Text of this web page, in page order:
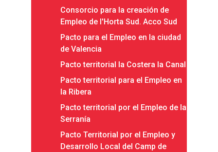
Consorcio para la creación de
Empleo de l'Horta Sud. Acco Sud
Pacto para el Empleo en la ciudad
de Valencia
Pacto territorial la Costera la Canal
Pacto territorial para el Empleo en
la Ribera
Pacto territorial por el Empleo de la
Serranía
Pacto Territorial por el Empleo y
Desarrollo Local del Camp de
Formación Pactos
Otras Acciones:
2020
2021
2022
Resúmenes
Experimentales
2024
Informes
Audiovisuales
Información
ODS
Noticias
Actualidad